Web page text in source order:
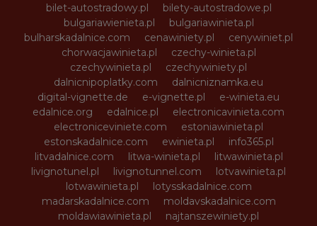
bilet-autostradowy.pl
bilety-autostradowe.pl
bulgariawienieta.pl
bulgariawinieta.pl
bulharskadalnice.com
cenawiniety.pl
cenywiniet.pl
chorwacjawinieta.pl
czechy-winieta.pl
czechywinieta.pl
czechywiniety.pl
dalnicnipoplatky.com
dalnicniznamka.eu
digital-vignette.de
e-vignette.pl
e-winieta.eu
edalnice.org
edalnice.pl
electronicavinieta.com
electroniceviniete.com
estoniawinieta.pl
estonskadalnice.com
ewinieta.pl
info365.pl
litvadalnice.com
litwa-winieta.pl
litwawinieta.pl
livignotunel.pl
livignotunnel.com
lotvawinieta.pl
lotwawinieta.pl
lotysskadalnice.com
madarskadalnice.com
moldavskadalnice.com
moldawiawinieta.pl
najtanszewiniety.pl